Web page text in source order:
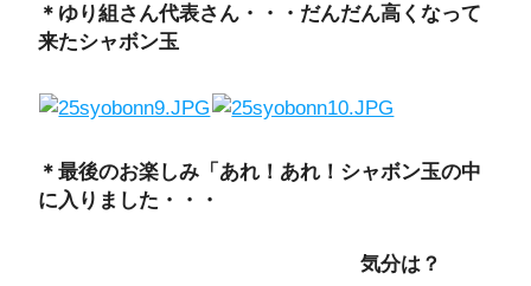
＊ゆり組さん代表さん・・・だんだん高くなって
来たシャボン玉
＊最後のお楽しみ「あれ！あれ！シャボン玉の中
に入りました・・・
気分は？